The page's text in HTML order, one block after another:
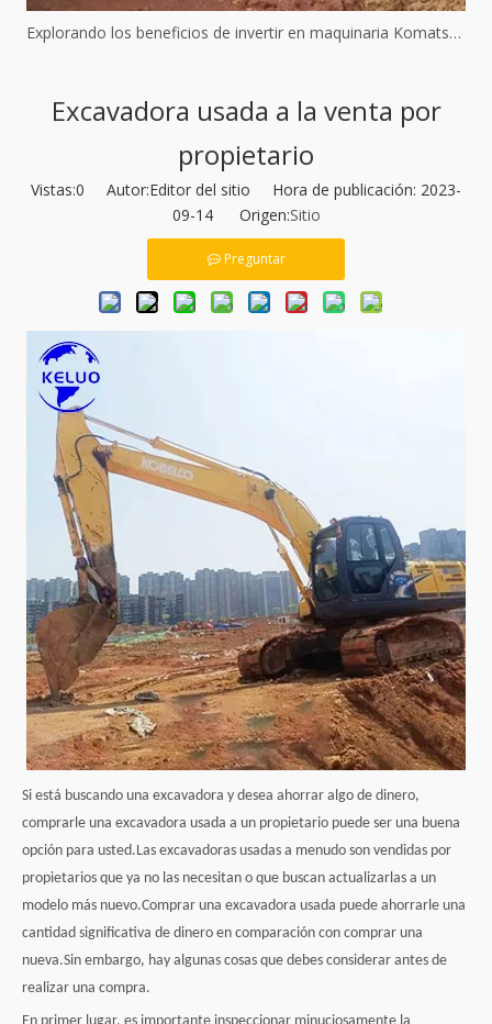
Explorando los beneficios de invertir en maquinaria Komatsu usada
Excavadora usada a la venta por
propietario
Vistas:0 Autor:Editor del sitio Hora de publicación: 2023-
09-14 Origen:Sitio
Preguntar
Si está buscando una excavadora y desea ahorrar algo de dinero,
comprarle una excavadora usada a un propietario puede ser una buena
opción para usted.Las excavadoras usadas a menudo son vendidas por
propietarios que ya no las necesitan o que buscan actualizarlas a un
modelo más nuevo.Comprar una excavadora usada puede ahorrarle una
cantidad significativa de dinero en comparación con comprar una
nueva.Sin embargo, hay algunas cosas que debes considerar antes de
realizar una compra.